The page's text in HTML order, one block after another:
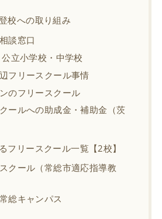
校への取り組み
談窓口
立小学校・中学校
フリースクール事情
のフリースクール
ールへの助成金・補助金（茨
フリースクール一覧【2校】
クール（常総市適応指導教
総キャンパス